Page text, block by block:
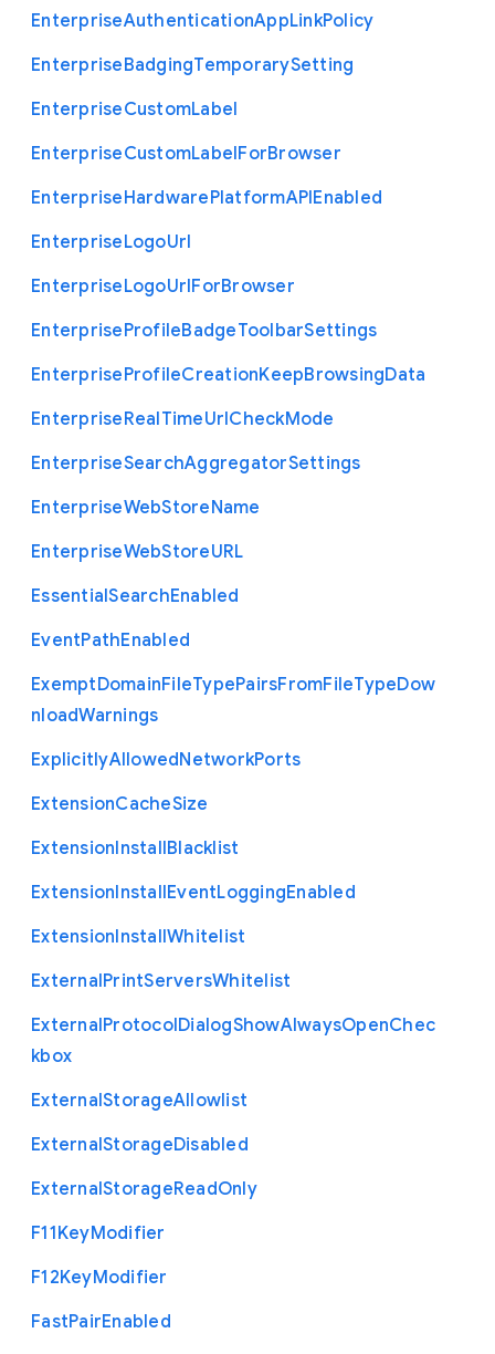
EnterpriseAuthenticationAppLinkPolicy
EnterpriseBadgingTemporarySetting
EnterpriseCustomLabel
EnterpriseCustomLabelForBrowser
EnterpriseHardwarePlatformAPIEnabled
EnterpriseLogoUrl
EnterpriseLogoUrlForBrowser
EnterpriseProfileBadgeToolbarSettings
EnterpriseProfileCreationKeepBrowsingData
EnterpriseRealTimeUrlCheckMode
EnterpriseSearchAggregatorSettings
EnterpriseWebStoreName
EnterpriseWebStoreURL
EssentialSearchEnabled
EventPathEnabled
ExemptDomainFileTypePairsFromFileTypeDow
nloadWarnings
ExplicitlyAllowedNetworkPorts
ExtensionCacheSize
ExtensionInstallBlacklist
ExtensionInstallEventLoggingEnabled
ExtensionInstallWhitelist
ExternalPrintServersWhitelist
ExternalProtocolDialogShowAlwaysOpenChec
kbox
ExternalStorageAllowlist
ExternalStorageDisabled
ExternalStorageReadOnly
F11KeyModifier
F12KeyModifier
FastPairEnabled